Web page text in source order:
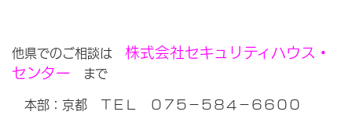
他県でのご相談は 株式会社セキュリティハウス・
センター まで
本部：京都 ＴＥＬ ０７５－５８４－６６００